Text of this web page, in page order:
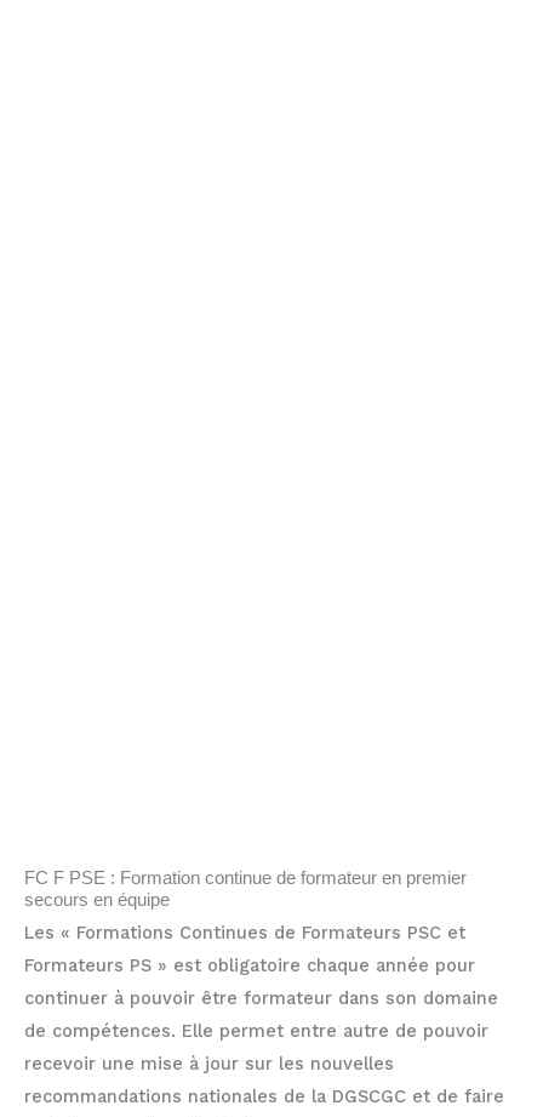
FC F PSE : Formation continue de formateur en premier
secours en équipe
Les « Formations Continues de Formateurs PSC et
Formateurs PS » est obligatoire chaque année pour
continuer à pouvoir être formateur dans son domaine
de compétences. Elle permet entre autre de pouvoir
recevoir une mise à jour sur les nouvelles
recommandations nationales de la DGSCGC et de faire